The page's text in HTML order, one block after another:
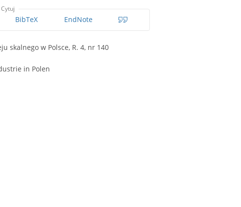
Cytuj
BibTeX EndNote
skalnego w Polsce, R. 4, nr 140
in Polen